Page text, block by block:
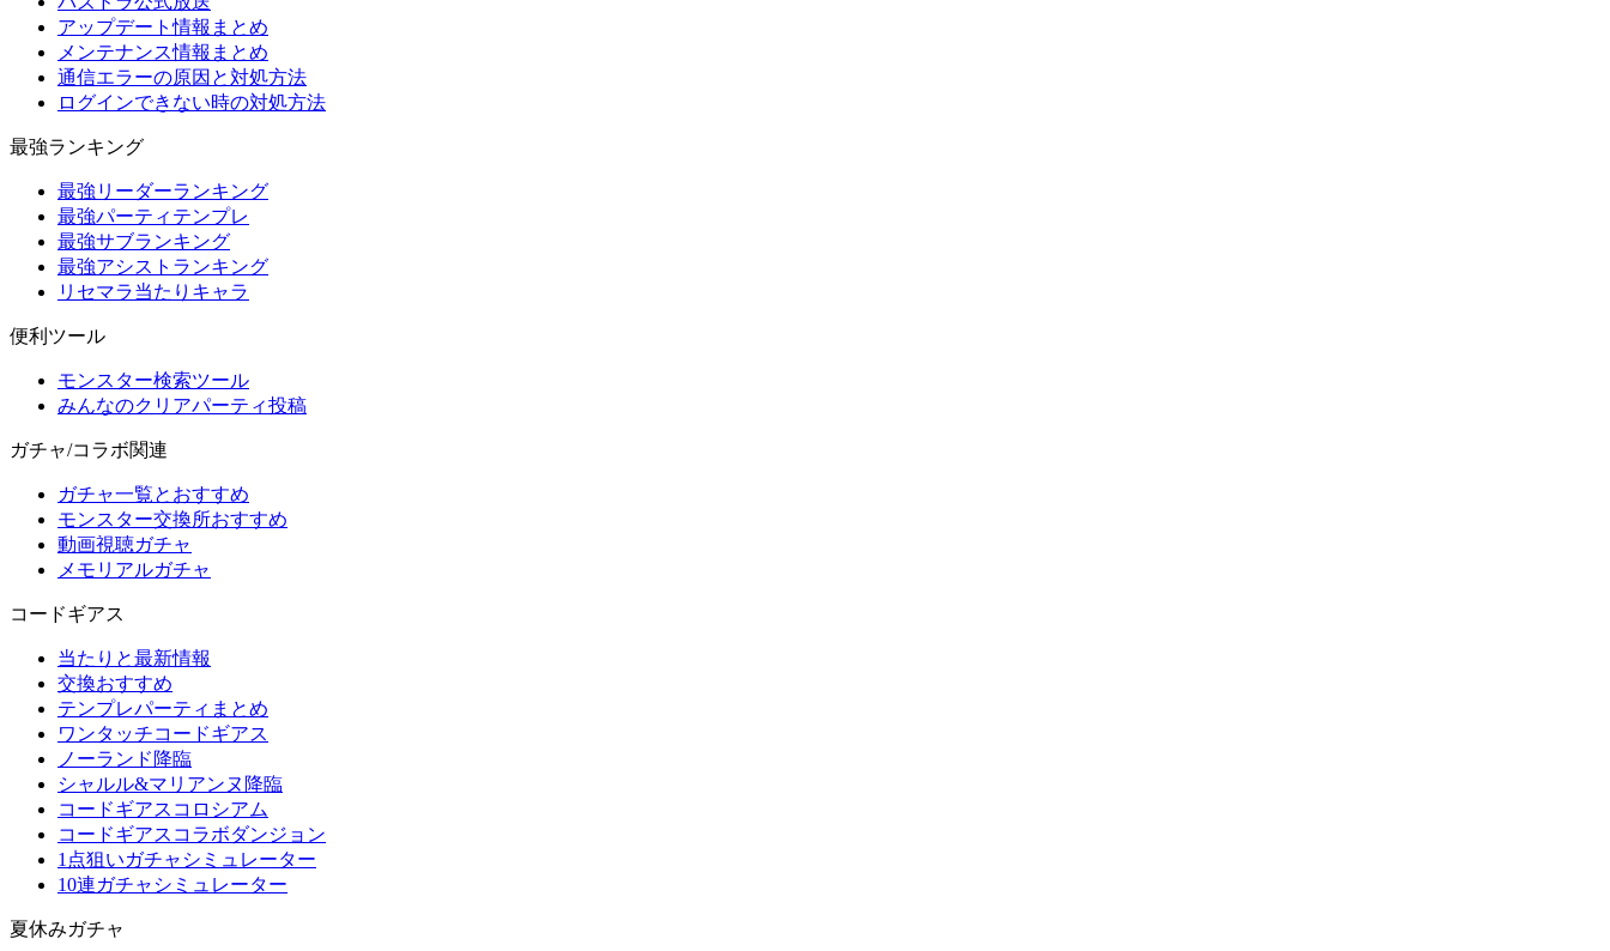
アップデート情報まとめ
メンテナンス情報まとめ
通信エラーの原因と対処方法
ログインできない時の対処方法
最強ランキング
最強リーダーランキング
最強パーティテンプレ
最強サブランキング
最強アシストランキング
リセマラ当たりキャラ
便利ツール
モンスター検索ツール
みんなのクリアパーティ投稿
ガチャ/コラボ関連
ガチャ一覧とおすすめ
モンスター交換所おすすめ
動画視聴ガチャ
メモリアルガチャ
コードギアス
当たりと最新情報
交換おすすめ
テンプレパーティまとめ
ワンタッチコードギアス
ノーランド降臨
シャルル&マリアンヌ降臨
コードギアスコロシアム
コードギアスコラボダンジョン
1点狙いガチャシミュレーター
10連ガチャシミュレーター
夏休みガチャ